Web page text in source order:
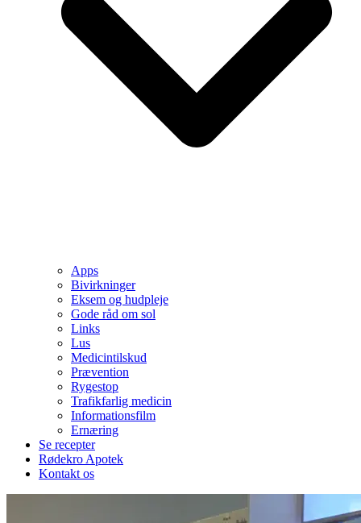
Apps
Bivirkninger
Eksem og hudpleje
Gode råd om sol
Links
Lus
Medicintilskud
Prævention
Rygestop
Trafikfarlig medicin
Informationsfilm
Ernæring
Se recepter
Rødekro Apotek
Kontakt os